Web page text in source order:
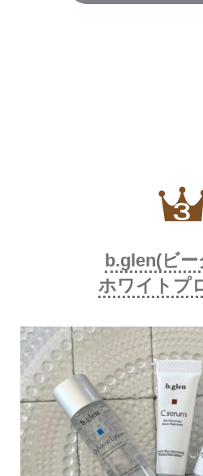
b.glen(ビ
ホワイトプ